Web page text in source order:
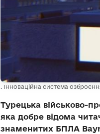
. Інноваційна система
Турецька військово-
яка добре відома
знаменитих БПЛА